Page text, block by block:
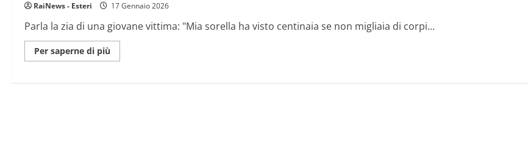
RaiNews - Esteri 17 Gennaio 2026
Parla la zia di una giovane vittima: "Mia sorella ha visto centinaia se non migliaia di corpi...
Per saperne di più
informazioni